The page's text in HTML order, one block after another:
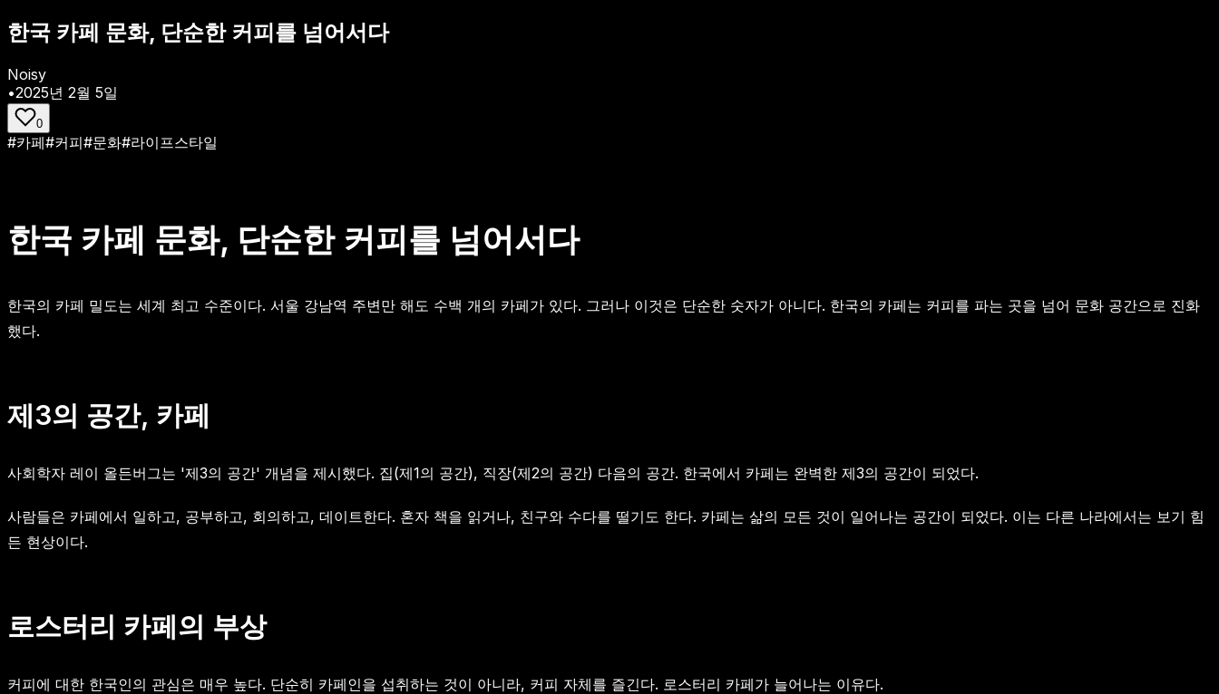
한국 카페 문화, 단순한 커피를 넘어서다
Noisy
•2025년 2월 5일
0
#카페#커피#문화#라이프스타일
한국 카페 문화, 단순한 커피를 넘어서다
한국의 카페 밀도는 세계 최고 수준이다. 서울 강남역 주변만 해도 수백 개의 카페가 있다. 그러나 이것은 단순한 숫자가 아니다. 한국의 카페는 커피를 파는 곳을 넘어 문화 공간으로 진화
했다.
제3의 공간, 카페
사회학자 레이 올든버그는 '제3의 공간' 개념을 제시했다. 집(제1의 공간), 직장(제2의 공간) 다음의 공간. 한국에서 카페는 완벽한 제3의 공간이 되었다.
사람들은 카페에서 일하고, 공부하고, 회의하고, 데이트한다. 혼자 책을 읽거나, 친구와 수다를 떨기도 한다. 카페는 삶의 모든 것이 일어나는 공간이 되었다. 이는 다른 나라에서는 보기 힘
든 현상이다.
로스터리 카페의 부상
커피에 대한 한국인의 관심은 매우 높다. 단순히 카페인을 섭취하는 것이 아니라, 커피 자체를 즐긴다. 로스터리 카페가 늘어나는 이유다.